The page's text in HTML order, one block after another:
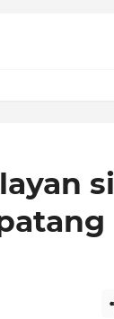
si